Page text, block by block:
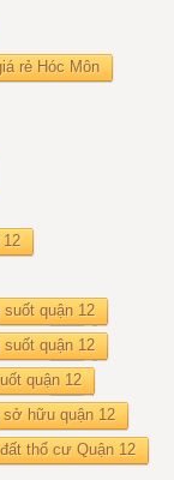
rẻ Hóc Môn
quận 12
quận 12
quận 12
sở hữu quận 12
thổ cư Quận 12